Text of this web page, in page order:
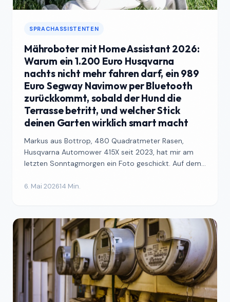
SPRACHASSISTENTEN
Mähroboter mit Home Assistant 2026:
Warum ein 1.200 Euro Husqvarna
nachts nicht mehr fahren darf, ein 989
Euro Segway Navimow per Bluetooth
zurückkommt, sobald der Hund die
Terrasse betritt, und welcher Stick
deinen Garten wirklich smart macht
Markus aus Bottrop, 480 Quadratmeter Rasen,
Husqvarna Automower 415X seit 2023, hat mir am
letzten Sonntagmorgen ein Foto geschickt. Auf dem
6. Mai 202614 Min.